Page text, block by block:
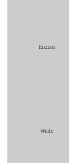
Enzian
Weite